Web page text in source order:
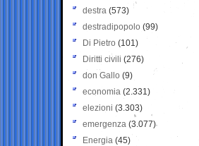
destra (573)
destradipopolo (99)
Di Pietro (101)
Diritti civili (276)
don Gallo (9)
economia (2.331)
elezioni (3.303)
emergenza (3.077)
Energia (45)